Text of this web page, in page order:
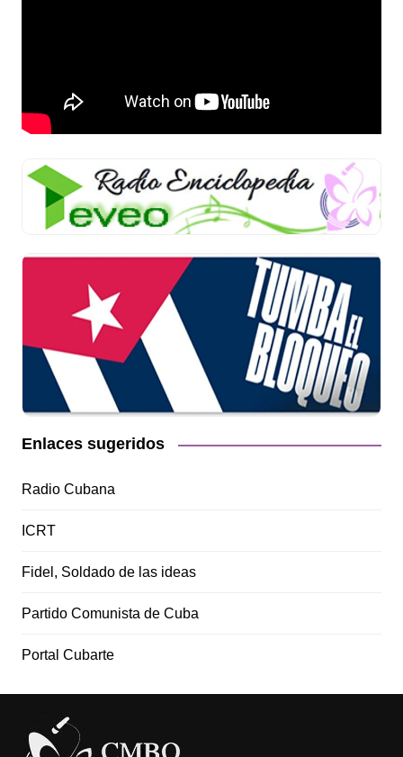
Enlaces sugeridos
Radio Cubana
ICRT
Fidel, Soldado de las ideas
Partido Comunista de Cuba
Portal Cubarte